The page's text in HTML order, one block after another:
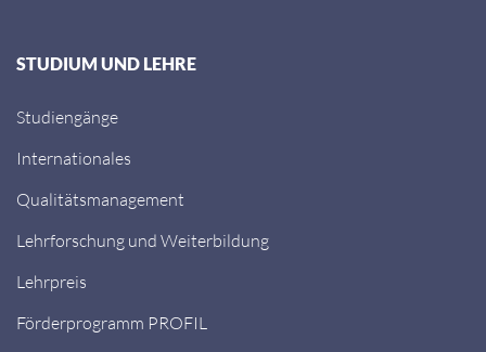
STUDIUM UND LEHRE
Studiengänge
Internationales
Qualitätsmanagement
Lehrforschung und Weiterbildung
Lehrpreis
Förderprogramm PROFIL